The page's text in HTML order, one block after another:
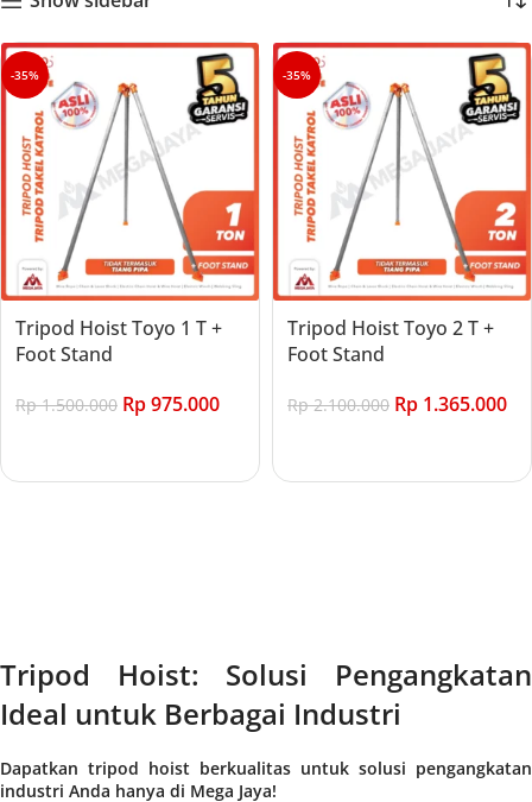
-35%
Tripod Hoist Toyo 1 T +
Foot Stand
Rp1.500.000 Rp975.000
-35%
Tripod Hoist Toyo 2 T +
Foot Stand
Rp2.100.000 Rp 1.365.000
Tripod Hoist: Solusi Pengangkatan
Ideal untuk Berbagai Industri
Dapatkan tripod hoist berkualitas untuk solusi pengangkatan
industri Anda hanya di Mega Jaya!